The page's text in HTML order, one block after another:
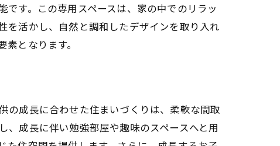
す。この専用スペースは、家の中でのリラッ
を活かし、自然と調和したデザインを取り入れ
となります。
の成長に合わせた住まいづくりは、柔軟な間取
、成長に伴い勉強部屋や趣味のスペースへと用